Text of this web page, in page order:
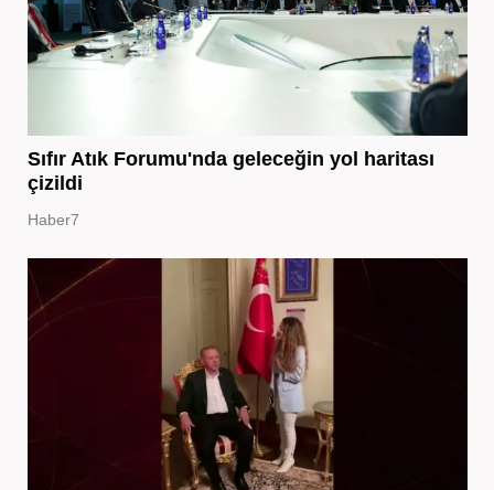
Sıfır Atık Forumu'nda geleceğin yol haritası
çizildi
Haber7